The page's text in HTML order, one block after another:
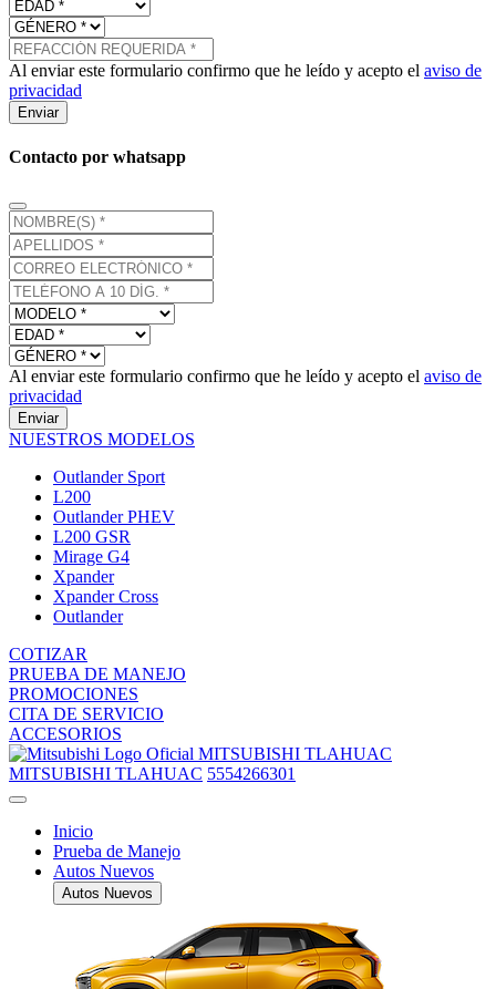
Al enviar este formulario confirmo que he leído y acepto el aviso de
privacidad
Enviar
Contacto por whatsapp
Al enviar este formulario confirmo que he leído y acepto el aviso de
privacidad
Enviar
NUESTROS MODELOS
Outlander Sport
L200
Outlander PHEV
L200 GSR
Mirage G4
Xpander
Xpander Cross
Outlander
COTIZAR
PRUEBA DE MANEJO
PROMOCIONES
CITA DE SERVICIO
ACCESORIOS
MITSUBISHI TLAHUAC
MITSUBISHI TLAHUAC 5554266301
Inicio
Prueba de Manejo
Autos Nuevos
Autos Nuevos